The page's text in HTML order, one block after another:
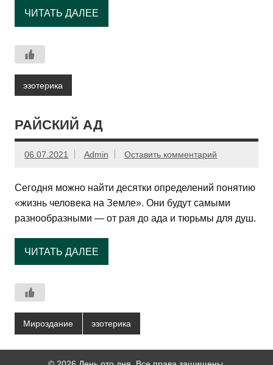
ЧИТАТЬ ДАЛЕЕ
эзотерика
РАЙСКИЙ АД
06.07.2021 Admin Оставить комментарий
Сегодня можно найти десятки определений понятию
«жизнь человека на Земле». Они будут самыми
разнообразными — от рая до ада и тюрьмы для душ.
ЧИТАТЬ ДАЛЕЕ
Мироздание эзотерика